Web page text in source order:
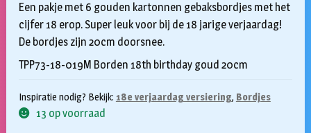
Een pakje met 6 gouden kartonnen gebaksbordjes met het
cijfer 18 erop. Super leuk voor bij de 18 jarige verjaardag!
De bordjes zijn 20cm doorsnee.
TPP73-18-019M Borden 18th birthday goud 20cm
Inspiratie nodig? Bekijk: 18e verjaardag versiering, Bordjes
13 op voorraad